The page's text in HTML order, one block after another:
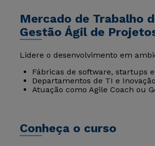
Mercado de Trabalho
Gestão Ágil de
Lidere o desenvolvimento em
Fábricas de software, startups
Departamentos de TI e
Atuação como Agile Coach ou
Conheça o curso